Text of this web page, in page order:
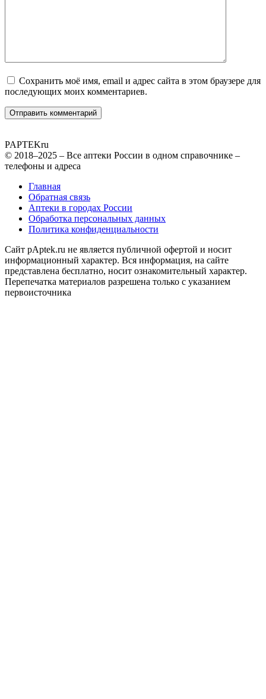
Сохранить моё имя, email и адрес сайта в этом браузере для
последующих моих комментариев.
PAPTEKru
© 2018–2025 – Все аптеки России в одном справочнике –
телефоны и адреса
Главная
Обратная связь
Аптеки в городах России
Обработка персональных данных
Политика конфиденциальности
Сайт pAptek.ru не является публичной офертой и носит
информационный характер. Вся информация, на сайте
представлена бесплатно, носит ознакомительный характер.
Перепечатка материалов разрешена только с указанием
первоисточника